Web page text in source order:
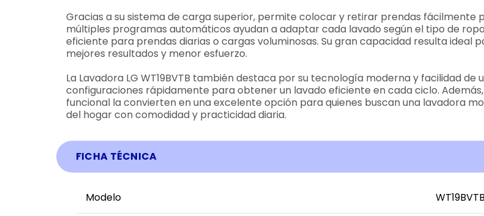
Gracias a su sistema de carga superior, permite colocar y retirar prendas fácilmente
múltiples programas automáticos ayudan a adaptar cada lavado según el tipo de
eficiente para prendas diarias o cargas voluminosas. Su gran capacidad resulta ideal
mejores resultados y menor esfuerzo.
La Lavadora LG WT19BVTB también destaca por su tecnología moderna y facilidad
configuraciones rápidamente para obtener un lavado eficiente en cada ciclo.
funcional la convierten en una excelente opción para quienes buscan una lavadora
del hogar con comodidad y practicidad diaria.
FICHA TÉCNICA
Modelo WT19BVTB